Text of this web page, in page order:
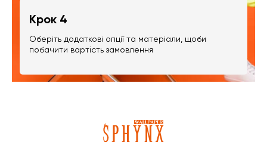
Крок 4
Оберіть додаткові опції та матеріали, щоби
побачити вартість замовлення